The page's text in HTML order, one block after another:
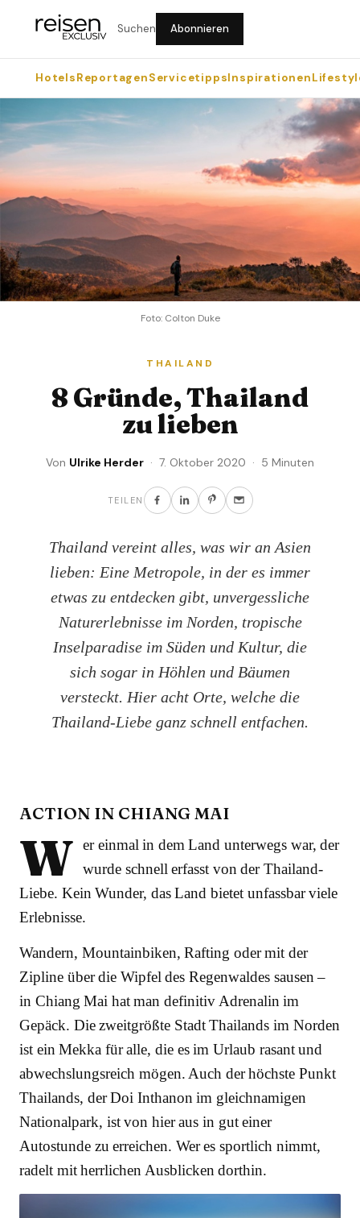
Suchen Abonnieren
HotelsReportagenServicetippsInspirationen
Foto: Colton Duke
THAILAND
8 Gründe, Thailand
zu lieben
Von Ulrike Herder · 7. Oktober 2020 · 5 Minuten
TEILEN
Thailand vereint alles, was wir an Asien
lieben: Eine Metropole, in der es immer
etwas zu entdecken gibt, unvergessliche
Naturerlebnisse im Norden, tropische
Inselparadise im Süden und Kultur, die
sich sogar in Höhlen und Bäumen
versteckt. Hier acht Orte, welche die
Thailand-Liebe ganz schnell entfachen.
ACTION IN CHIANG MAI
W er einmal in dem Land unterwegs war, der
wurde schnell erfasst von der Thailand-
Liebe. Kein Wunder, das Land bietet unfassbar viele
Erlebnisse.
Wandern, Mountainbiken, Rafting oder mit der
Zipline über die Wipfel des Regenwaldes sausen –
in Chiang Mai hat man definitiv Adrenalin im
Gepäck. Die zweitgrößte Stadt Thailands im Norden
ist ein Mekka für alle, die es im Urlaub rasant und
abwechslungsreich mögen. Auch der höchste Punkt
Thailands, der Doi Inthanon im gleichnamigen
Nationalpark, ist von hier aus in gut einer
Autostunde zu erreichen. Wer es sportlich nimmt,
radelt mit herrlichen Ausblicken dorthin.